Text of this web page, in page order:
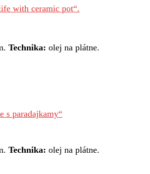
with ceramic pot“.
Technika: olej na plátne.
s paradajkamy“
Technika: olej na plátne.